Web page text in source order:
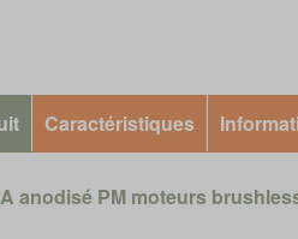
Caractéristiques
anodisé PM moteurs